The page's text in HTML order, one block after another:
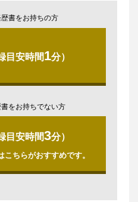
書をお持ちの方
目安時間1分）
をお持ちでない方
目安時間3分）
ちらがおすすめです。